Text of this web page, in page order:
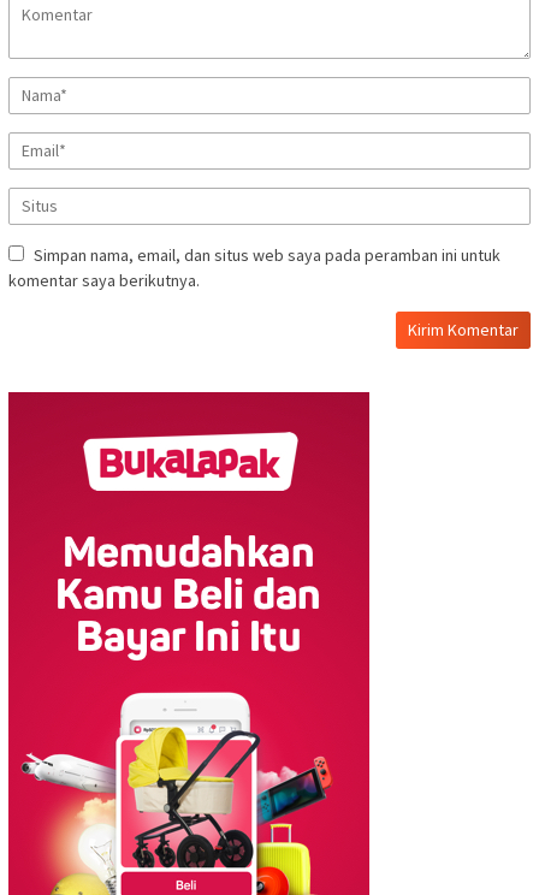
Simpan nama, email, dan situs web saya pada peramban ini untuk
komentar saya berikutnya.